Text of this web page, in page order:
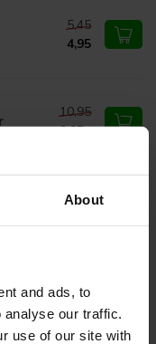
About
and ads, to
analyse our traffic.
use of our site with
5,45
4,95
10,95
9,95